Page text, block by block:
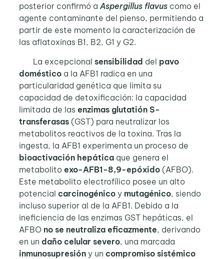
posterior confirmó aAspergillus flavuscomo el
agente contaminante del pienso, permitiendo a
partir de este momento la caracterización de
las aflatoxinas B1, B2, G1 y G2.
La excepcional sensibilidad del pavo
domésticoa la AFB1 radica en una
particularidad genética que limita su
capacidad de detoxificación: la capacidad
limitada de las enzimas glutatión S-
transferasas(GST) para neutralizar los
metabolitos reactivos de la toxina. Tras la
ingesta, la AFB1 experimenta un proceso de
bioactivación hepáticaque genera el
metabolito exo-AFB1-8,9-epóxido(AFBO).
Este metabolito electrofílico posee un alto
potencial carcinogénicoy mutagénico, siendo
incluso superior al de la AFB1. Debido a la
ineficiencia de las enzimas GST hepáticas, el
AFBO no se neutraliza eficazmente, derivando
en un daño celular severo, una marcada
inmunosupresióny un compromiso sistémico